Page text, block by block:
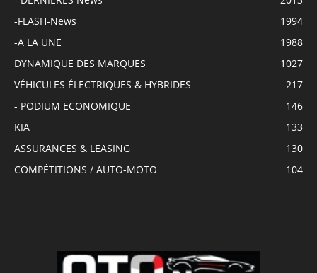
-FLASH-News
1994
-A LA UNE
1988
DYNAMIQUE DES MARQUES
1027
VÉHICULES ÉLECTRIQUES & HYBRIDES
217
- PODIUM ECONOMIQUE
146
KIA
133
ASSURANCES & LEASING
130
COMPÉTITIONS / AUTO-MOTO
104